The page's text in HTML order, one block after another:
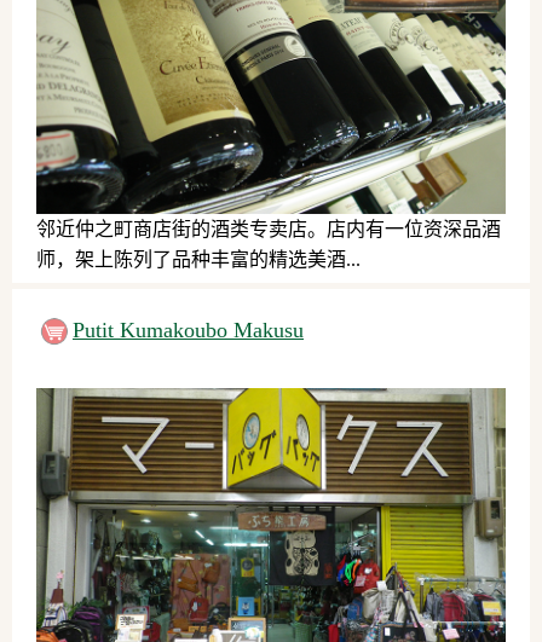
邻近仲之町商店街的酒类专卖店。店内有一位资深品酒
师，架上陈列了品种丰富的精选美酒...
Putit Kumakoubo Makusu